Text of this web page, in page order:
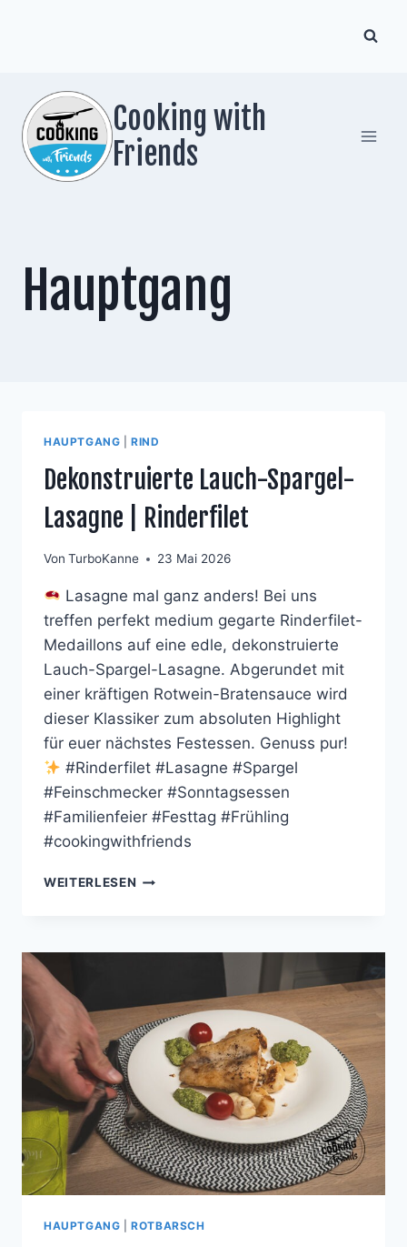
Cooking with
Friends
Hauptgang
HAUPTGANG |RIND
Dekonstruierte Lauch-Spargel-
Lasagne | Rinderfilet
Von TurboKanne 23 Mai 2026
Lasagne mal ganz anders! Bei uns
treffen perfekt medium gegarte Rinderfilet-
Medaillons auf eine edle, dekonstruierte
Lauch-Spargel-Lasagne. Abgerundet mit
einer kräftigen Rotwein-Bratensauce wird
dieser Klassiker zum absoluten Highlight
für euer nächstes Festessen. Genuss pur!
#Rinderfilet #Lasagne #Spargel
#Feinschmecker #Sonntagsessen
#Familienfeier #Festtag #Frühling
#cookingwithfriends
WEITERLESEN DEKONSTRUIERTE
|
HAUPTGANG |ROTBARSCH